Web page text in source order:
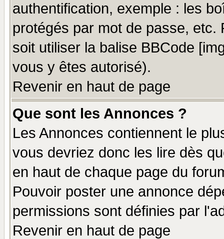
authentification, exemple : les
protégés par mot de passe,
soit utiliser la balise BBCode
vous y êtes autorisé).
Revenir en haut de page
Que sont les Annonces ?
Les Annonces contiennent le
vous devriez donc les lire dès
en haut de chaque page du
Pouvoir poster une annonce
permissions sont définies par
Revenir en haut de page